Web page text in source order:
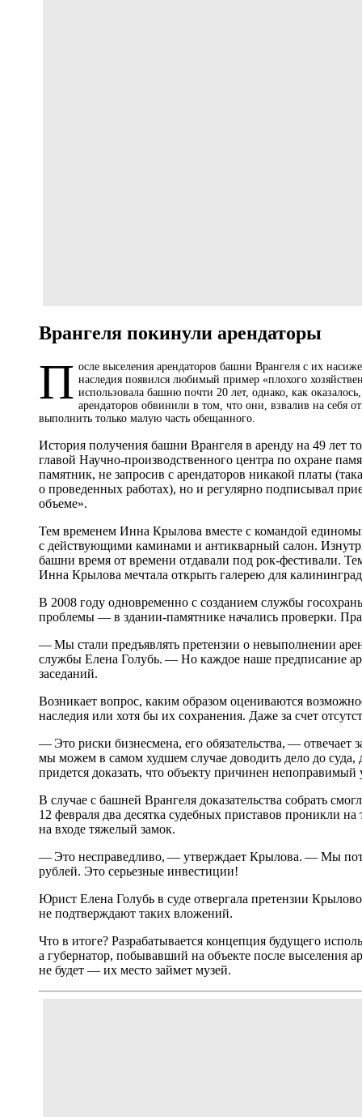
Врангеля покинули арендаторы
П осле выселения арендаторов башни Врангеля с их
наследия появился любимый пример «плохого
использовала башню почти 20 лет, однако, как
арендаторов обвинили в том, что они, взвалив на себя
выполнить только малую часть обещанного.
История получения башни Врангеля в аренду на 49 лет
главой Научно-производственного центра по охране
памятник, не запросив с арендаторов никакой платы
о проведенных работах), но и регулярно подписывал
объеме».
Тем временем Инна Крылова вместе с командой
с действующими каминами и антикварный салон.
башни время от времени отдавали под рок-фестивали.
Инна Крылова мечтала открыть галерею для
В 2008 году одновременно с созданием службы
проблемы — в здании-памятнике начались проверки.
— Мы стали предъявлять претензии о невыполнении
службы Елена Голубь. — Но каждое наше предписание
заседаний.
Возникает вопрос, каким образом оцениваются
наследия или хотя бы их сохранения. Даже за счет
— Это риски бизнесмена, его обязательства, —
мы можем в самом худшем случае доводить дело до
придется доказать, что объекту причинен непоправимый
В случае с башней Врангеля доказательства собрать
12 февраля два десятка судебных приставов проникли
на входе тяжелый замок.
— Это несправедливо, — утверждает Крылова. — Мы
рублей. Это серьезные инвестиции!
Юрист Елена Голубь в суде отвергала претензии
не подтверждают таких вложений.
Что в итоге? Разрабатывается концепция будущего
а губернатор, побывавший на объекте после выселения
не будет — их место займет музей.